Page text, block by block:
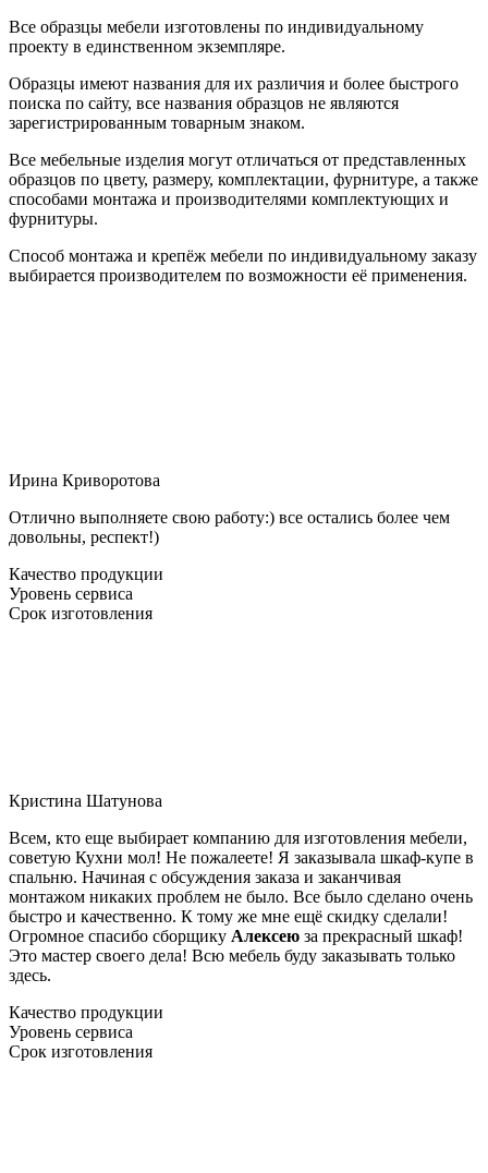
Все образцы мебели изготовлены по индивидуальному
проекту в единственном экземпляре.
Образцы имеют названия для их различия и более быстрого
поиска по сайту, все названия образцов не являются
зарегистрированным товарным знаком.
Все мебельные изделия могут отличаться от представленных
образцов по цвету, размеру, комплектации, фурнитуре, а также
способами монтажа и производителями комплектующих и
фурнитуры.
Способ монтажа и крепёж мебели по индивидуальному заказу
выбирается производителем по возможности её применения.
Ирина Криворотова
Отлично выполняете свою работу:) все остались более чем
довольны, респект!)
Качество продукции
Уровень сервиса
Срок изготовления
Кристина Шатунова
Всем, кто еще выбирает компанию для изготовления мебели,
советую Кухни мол! Не пожалеете! Я заказывала шкаф-купе в
спальню. Начиная с обсуждения заказа и заканчивая
монтажом никаких проблем не было. Все было сделано очень
быстро и качественно. К тому же мне ещё скидку сделали!
Огромное спасибо сборщику Алексею за прекрасный шкаф!
Это мастер своего дела! Всю мебель буду заказывать только
здесь.
Качество продукции
Уровень сервиса
Срок изготовления